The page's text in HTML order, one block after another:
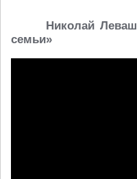
Николай
семьи»